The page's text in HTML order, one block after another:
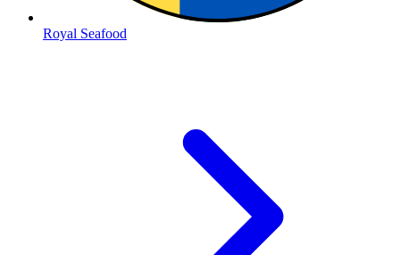
Royal Seafood